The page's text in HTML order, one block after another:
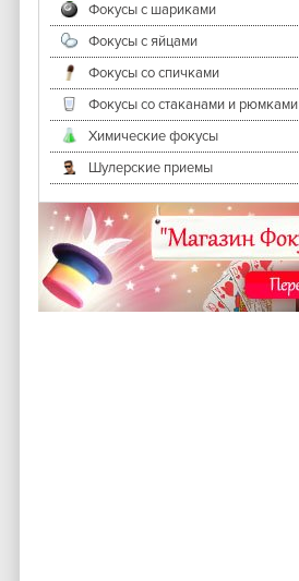
Фокусы с шариками
Фокусы с яйцами
Фокусы со спичками
Фокусы со стаканами и рюмками
Химические фокусы
Шулерские приемы